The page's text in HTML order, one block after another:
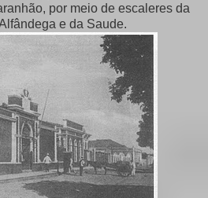
por meio de escaleres da
e da Saude.